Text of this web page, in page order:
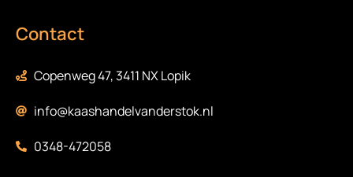
Contact
Copenweg 47, 3411 NX Lopik
info@kaashandelvanderstok.nl
0348-472058